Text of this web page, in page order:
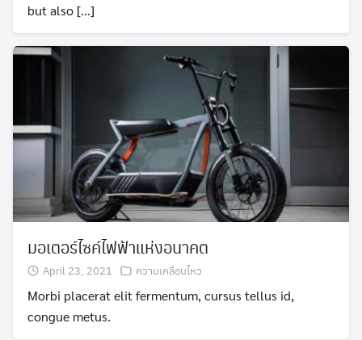
but also […]
มอเตอร์ไซค์ไฟฟ้าแห่งอนาคต
April 23, 2021 ความเคลื่อนไหว
Morbi placerat elit fermentum, cursus tellus id,
congue metus.